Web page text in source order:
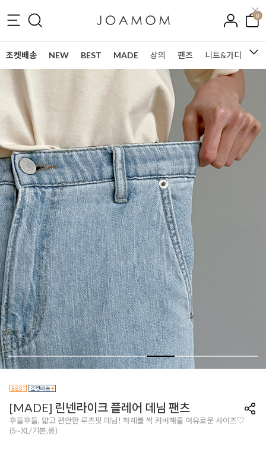
0
조켓배송 NEW BEST MADE 상의 팬츠 니트&가디건
[MADE] 린넨라이크 플레어 데님 팬츠
후들후들, 얇고 편안한 루즈핏 데님! 하체를 싹 커버해줄 여유로운 사이즈♡
(S~XL/기본,롱)